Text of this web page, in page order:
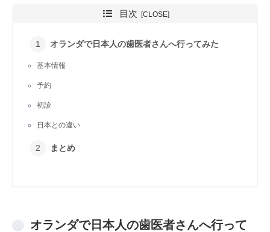
目次
オランダで日本人の歯医者さんへ行ってみた
基本情報
予約
初診
日本との違い
まとめ
オランダで日本人の歯医者さんへ行って